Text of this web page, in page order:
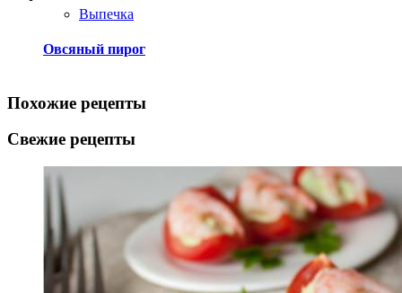
Выпечка
Овсяный пирог
Похожие рецепты
Свежие рецепты